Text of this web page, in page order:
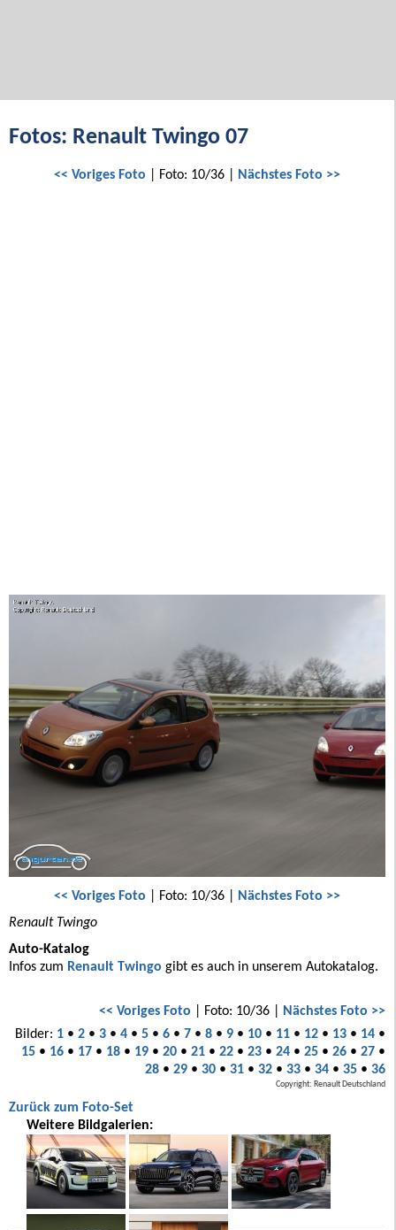
Fotos: Renault Twingo 07
<< Voriges Foto | Foto: 10/36 | Nächstes Foto >>
<< Voriges Foto | Foto: 10/36 | Nächstes Foto >>
Renault Twingo
Auto-Katalog
Infos zum Renault Twingo gibt es auch in unserem Autokatalog.
<< Voriges Foto | Foto: 10/36 | Nächstes Foto >>
Bilder: 1• 2• 3• 4• 5• 6• 7• 8• 9• 10• 11• 12• 13• 14•
15• 16• 17• 18• 19• 20• 21• 22• 23• 24• 25• 26• 27•
28• 29• 30• 31• 32• 33• 34• 35• 36
Copyright: Renault Deutschland
Zurück zum Foto-Set
Weitere Bildgalerien: